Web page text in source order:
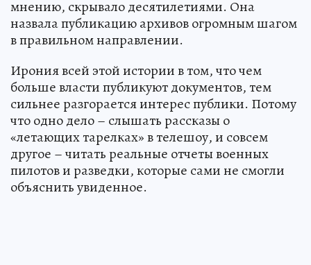
мнению, скрывало десятилетиями. Она
назвала публикацию архивов огромным шагом
в правильном направлении.
Ирония всей этой истории в том, что чем
больше власти публикуют документов, тем
сильнее разгорается интерес публики. Потому
что одно дело – слышать рассказы о
«летающих тарелках» в телешоу, и совсем
другое – читать реальные отчеты военных
пилотов и разведки, которые сами не смогли
объяснить увиденное.